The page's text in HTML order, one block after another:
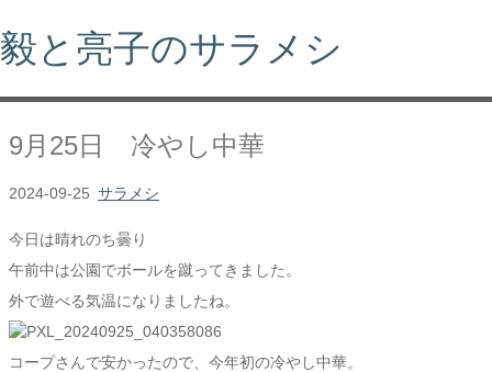
毅と亮子のサラメシ
9月25日 冷やし中華
2024-09-25 サラメシ
今日は晴れのち曇り
午前中は公園でボールを蹴ってきました。
外で遊べる気温になりましたね。
コープさんで安かったので、今年初の冷やし中華。